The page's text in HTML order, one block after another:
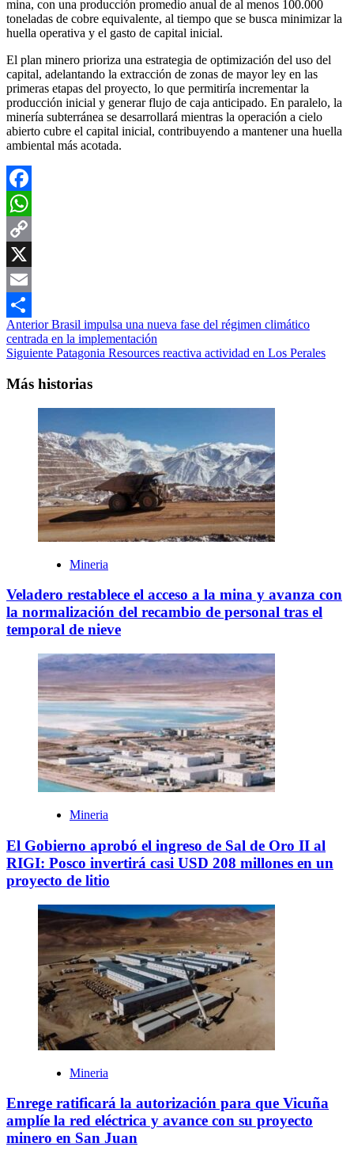
mina, con una producción promedio anual de al menos 100.000
toneladas de cobre equivalente, al tiempo que se busca minimizar la
huella operativa y el gasto de capital inicial.
El plan minero prioriza una estrategia de optimización del uso del
capital, adelantando la extracción de zonas de mayor ley en las
primeras etapas del proyecto, lo que permitiría incrementar la
producción inicial y generar flujo de caja anticipado. En paralelo, la
minería subterránea se desarrollará mientras la operación a cielo
abierto cubre el capital inicial, contribuyendo a mantener una huella
ambiental más acotada.
Facebook
WhatsApp
Copy
Link
X
Email
Compartir
Navegación
de
AnteriorBrasil impulsa una nueva fase del régimen climático
centrada en la implementación
Siguiente Patagonia Resources reactiva actividad en Los Perales
Más historias
Mineria
Veladero restablece el acceso a la mina y avanza con
la normalización del recambio de personal tras el
temporal de nieve
Mineria
El Gobierno aprobó el ingreso de Sal de Oro II al
RIGI: Posco invertirá casi USD 208 millones en un
proyecto de litio
Mineria
Enrege ratificará la autorización para que Vicuña
amplíe la red eléctrica y avance con su proyecto
minero en San Juan